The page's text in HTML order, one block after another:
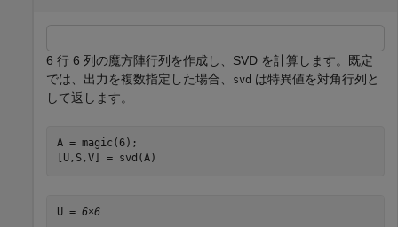
6 行 6 列の魔方陣行列を作成し、SVD を計算します。既定
では、出力を複数指定した場合、
svd は特異値を対角行列と
して返します。
A = magic(6);
[U,S,V] = svd(A)
U = 6×6